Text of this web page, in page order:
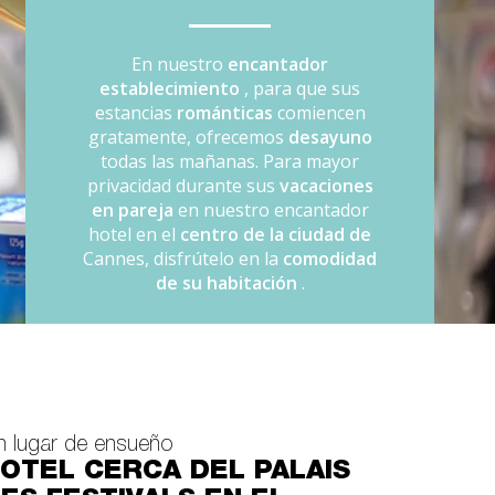
En nuestro encantador
establecimiento , para que sus
estancias románticas comiencen
gratamente, ofrecemos desayuno
todas las mañanas. Para mayor
privacidad durante sus vacaciones
en pareja en nuestro encantador
hotel en el centro de la ciudad de
Cannes, disfrútelo en la comodidad
de su habitación .
lugar de ensueño
CERCA DEL PALAIS